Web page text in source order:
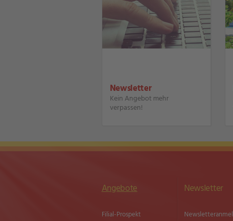
Newsletter
Kein Angebot mehr
verpassen!
Angebote
Filial-Prospekt
Newsletter